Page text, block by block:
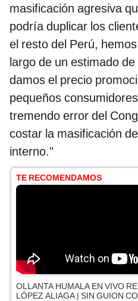
masificación agresiva
podría duplicar los
el resto del Perú,
largo de un estimado
damos el precio
pequeños
tremendo error del
costar la masificación
interno."
TE RECOMENDAMOS
OLLANTA HUMALA EN VIVO
LÓPEZ ALIAGA | SIN GUION